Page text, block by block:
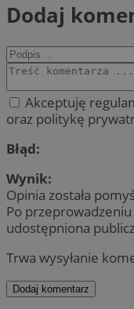
Dodaj
Akceptuję
oraz politykę
Błąd:
Wynik:
Opinia została
Po
udostępniona
Trwa wysyłanie
Dodaj komentarz